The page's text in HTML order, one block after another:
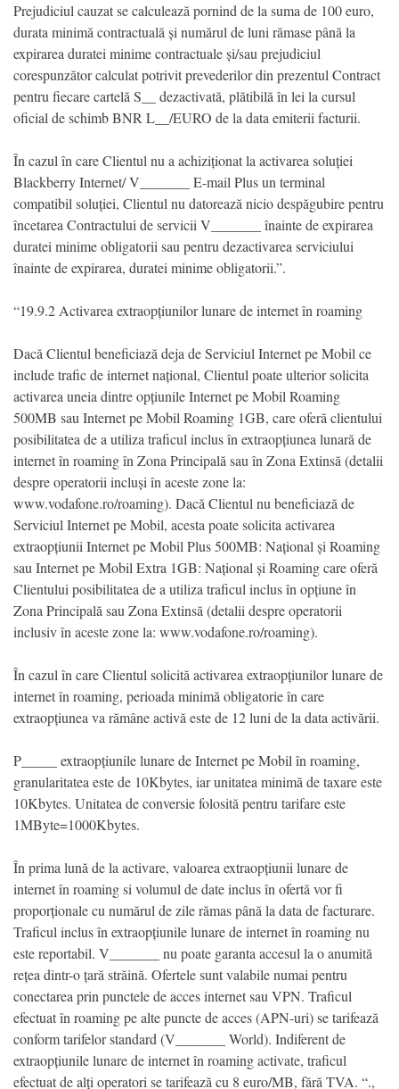
Prejudiciul cauzat se calculează pornind de la suma de 100 euro,
durata minimă contractuală și numărul de luni rămase până la
expirarea duratei minime contractuale și/sau prejudiciul
corespunzător calculat potrivit prevederilor din prezentul Contract
pentru fiecare cartelă S__ dezactivată, plătibilă în lei la cursul
oficial de schimb BNR L__/EURO de la data emiterii facturii.
În cazul în care Clientul nu a achiziționat la activarea soluției
Blackberry Internet/ V_______ E-mail Plus un terminal
compatibil soluției, Clientul nu datorează nicio despăgubire pentru
încetarea Contractului de servicii V_______ înainte de expirarea
duratei minime obligatorii sau pentru dezactivarea serviciului
înainte de expirarea, duratei minime obligatorii.”.
“19.9.2 Activarea extraopțiunilor lunare de internet în roaming
Dacă Clientul beneficiază deja de Serviciul Internet pe Mobil ce
include trafic de internet național, Clientul poate ulterior solicita
activarea uneia dintre opțiunile Internet pe Mobil Roaming
500MB sau Internet pe Mobil Roaming 1GB, care oferă clientului
posibilitatea de a utiliza traficul inclus în extraopțiunea lunară de
internet în roaming în Zona Principală sau în Zona Extinsă (detalii
despre operatorii incluși în aceste zone la:
www.vodafone.ro/roaming). Dacă Clientul nu beneficiază de
Serviciul Internet pe Mobil, acesta poate solicita activarea
extraopțiunii Internet pe Mobil Plus 500MB: Național și Roaming
sau Internet pe Mobil Extra 1GB: Național și Roaming care oferă
Clientului posibilitatea de a utiliza traficul inclus în opțiune în
Zona Principală sau Zona Extinsă (detalii despre operatorii
inclusiv în aceste zone la: www.vodafone.ro/roaming).
În cazul în care Clientul solicită activarea extraopțiunilor lunare de
internet în roaming, perioada minimă obligatorie în care
extraopțiunea va rămâne activă este de 12 luni de la data activării.
P_____ extraopțiunile lunare de Internet pe Mobil în roaming,
granularitatea este de 10Kbytes, iar unitatea minimă de taxare este
10Kbytes. Unitatea de conversie folosită pentru tarifare este
1MByte=1000Kbytes.
În prima lună de la activare, valoarea extraopțiunii lunare de
internet în roaming si volumul de date inclus în ofertă vor fi
proporționale cu numărul de zile rămas până la data de facturare.
Traficul inclus în extraopțiunile lunare de internet în roaming nu
este reportabil. V_______ nu poate garanta accesul la o anumită
rețea dintr-o țară străină. Ofertele sunt valabile numai pentru
conectarea prin punctele de acces internet sau VPN. Traficul
efectuat în roaming pe alte puncte de acces (APN-uri) se tarifează
conform tarifelor standard (V_______ World). Indiferent de
extraopțiunile lunare de internet în roaming activate, traficul
efectuat de alți operatori se tarifează cu 8 euro/MB, fără TVA. “.,